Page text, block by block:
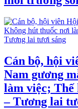
Cán bộ, hội
Nam gương
làm việc; Thế
– Tương lai